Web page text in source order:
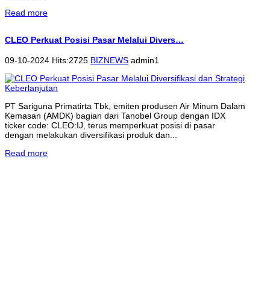
Read more
CLEO Perkuat Posisi Pasar Melalui Divers…
09-10-2024 Hits:2725 BIZNEWS admin1
PT Sariguna Primatirta Tbk, emiten produsen Air Minum Dalam
Kemasan (AMDK) bagian dari Tanobel Group dengan IDX
ticker code: CLEO:IJ, terus memperkuat posisi di pasar
dengan melakukan diversifikasi produk dan...
Read more